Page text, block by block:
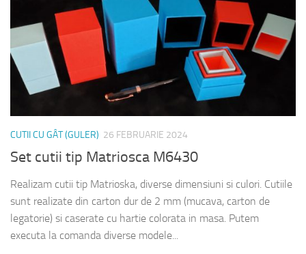
CUTII CU GÂT (GULER) 26 FEBRUARIE 2024
Set cutii tip Matriosca M6430
Realizam cutii tip Matrioska, diverse dimensiuni si culori. Cutiile
sunt realizate din carton dur de 2 mm (mucava, carton de
legatorie) si caserate cu hartie colorata in masa. Putem
executa la comanda diverse modele...